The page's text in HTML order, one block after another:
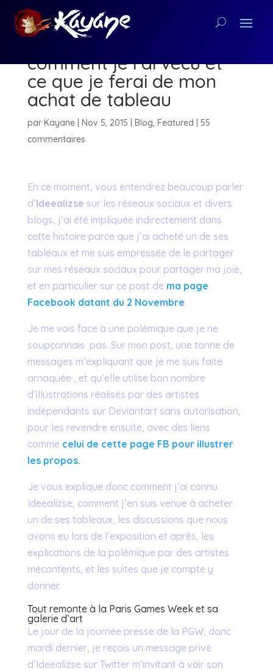
La polémique Ideealizse :
comment je l’ai vécu et
ce que je ferai de mon
achat de tableau
par Kayane| Nov 5, 2015 Blog, Featured
55
commentaires
En ce moment, vous entendrez beaucoup parler
d’Ideealizse sur les réseaux sociaux et divers
blogs, j’ai été impliquée indirectement dans
cette histoire parce que j’ai acheté un de ses
tableaux et me suis empressée de le partager
sur mes réseaux sociaux pour partager ma joie,
et en particulier sur ce post de ma page
Facebook datant du 2 Novembre.
Je me vois face à une polémique que je ne
soupçonnais pas. Sur mon post, une tonne de
messages m’expliquant que je me suis faite
arnaquée , et qu’elle utilise bon nombre
d’illustrations réalisés par des artistes
indépendants sur Deviantart sans autorisation,
pour les revendre ensuite, avec des liens
comme celui de cette page FB pour illustrer
les propos.
Je vous explique donc comment j’ai connu
Ideealizse, comment j’en suis venue à acheter
un de ses tableaux, les discussions que nous
avons eu lors de l’exposition et après, les
explications de la polémique par des artistes
mécontents, et les suites que je compte y
donner.
Tout remonte à la Paris Games Week et sa
galerie d’art
Le jour de la journée presse de la PGW, donc
mardi dernier, je reçois un message privé
d’Ideealizse sur Twitter m’invitant à voir son